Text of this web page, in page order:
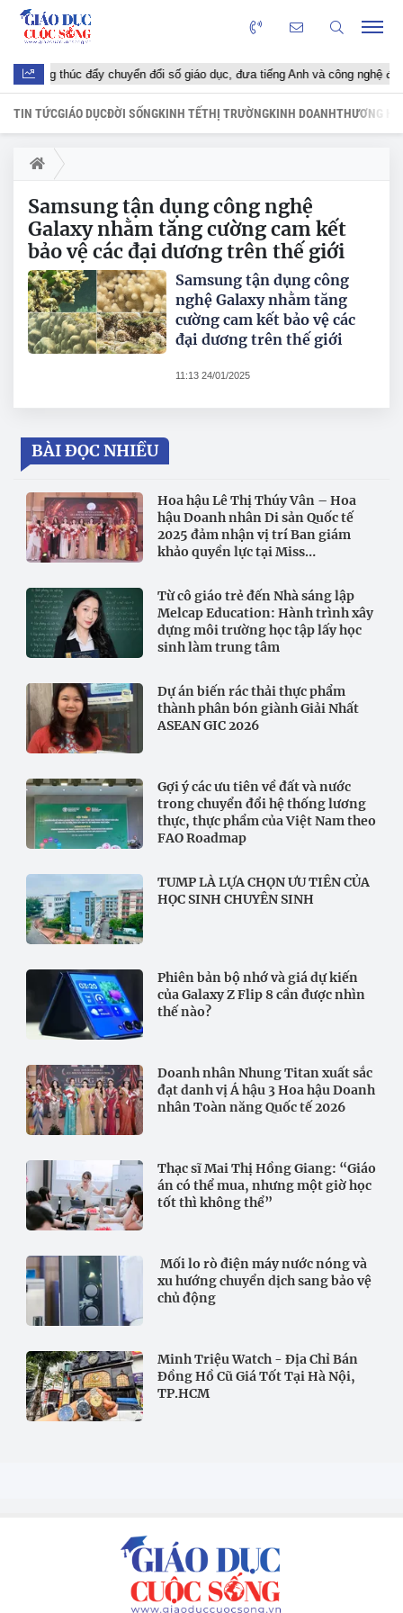
Phòng thúc đẩy chuyển đổi số giáo dục, đưa tiếng Anh và công nghệ đến
TIN TỨCGIÁO DỤCĐỜI SỐNGKINH TẾTHỊ TRƯỜNGKINH DOANHTHƯƠNG
Samsung tận dụng công nghệ
Galaxy nhằm tăng cường cam kết
bảo vệ các đại dương trên thế giới
Samsung tận dụng công
nghệ Galaxy nhằm tăng
cường cam kết bảo vệ các
đại dương trên thế giới
11:13 24/01/2025
BÀI ĐỌC NHIỀU
Hoa hậu Lê Thị Thúy Vân – Hoa
hậu Doanh nhân Di sản Quốc tế
2025 đảm nhận vị trí Ban giám
khảo quyền lực tại Miss
Businesswoman 2026
Từ cô giáo trẻ đến Nhà sáng lập
Melcap Education: Hành trình xây
dựng môi trường học tập lấy học
sinh làm trung tâm
Dự án biến rác thải thực phẩm
thành phân bón giành Giải Nhất
ASEAN GIC 2026
Gợi ý các ưu tiên về đất và nước
trong chuyển đổi hệ thống lương
thực, thực phẩm của Việt Nam theo
FAO Roadmap
TUMP LÀ LỰA CHỌN ƯU TIÊN CỦA
HỌC SINH CHUYÊN SINH
Phiên bản bộ nhớ và giá dự kiến
của Galaxy Z Flip 8 cần được nhìn
thế nào?
Doanh nhân Nhung Titan xuất sắc
đạt danh vị Á hậu 3 Hoa hậu Doanh
nhân Toàn năng Quốc tế 2026
Thạc sĩ Mai Thị Hồng Giang: “Giáo
án có thể mua, nhưng một giờ học
tốt thì không thể”
Mối lo rò điện máy nước nóng và
xu hướng chuyển dịch sang bảo vệ
chủ động
Minh Triệu Watch - Địa Chỉ Bán
Đồng Hồ Cũ Giá Tốt Tại Hà Nội,
TP.HCM